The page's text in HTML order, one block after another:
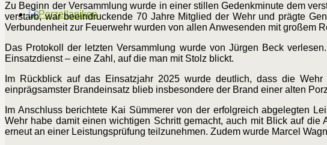
Zu Beginn der Versammlung wurde in einer stillen Gedenkminute dem
verstarb, war beeindruckende 70 Jahre Mitglied der Wehr und prägte
Verbundenheit zur Feuerwehr wurden von allen Anwesenden mit großem
Das Protokoll der letzten Versammlung wurde von Jürgen Beck
Einsatzdienst – eine Zahl, auf die man mit Stolz blickt.
Im Rückblick auf das Einsatzjahr 2025 wurde deutlich, dass die
einprägsamster Brandeinsatz blieb insbesondere der Brand einer alten
Im Anschluss berichtete Kai Sümmerer von der erfolgreich abgelegten
Wehr habe damit einen wichtigen Schritt gemacht, auch mit Blick auf
erneut an einer Leistungsprüfung teilzunehmen. Zudem wurde Marcel